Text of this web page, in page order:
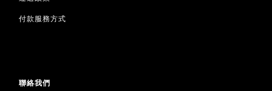
付款服務方式
聯絡我們